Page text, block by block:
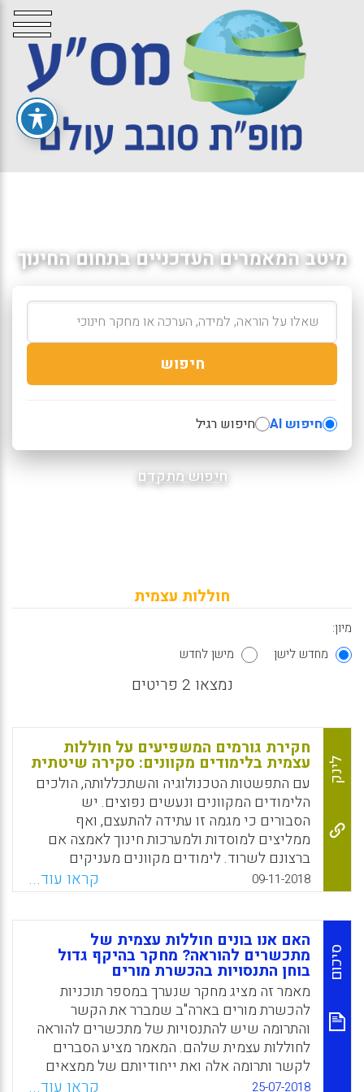
מיטב המאמרים העדכניים בתחום החינוך
חיפוש
חיפוש AI חיפוש רגיל
חיפוש מתקדם
חוללות עצמית
מיון:
מחדש לישן
מישן לחדש
נמצאו 2 פריטים
לינק
חקירת גורמים המשפיעים על חוללות
עצמית בלימודים מקוונים: סקירה שיטתית
עם התפשטות הטכנולוגיה והשתכללותה, הולכים
הלימודים המקוונים ונעשים נפוצים. יש
הסבורים כי מגמה זו עתידה להתעצם, ואף
ממליצים למוסדות ולמערכות חינוך לאמצה אם
ברצונם לשרוד. לימודים מקוונים מעניקים
למשתתפים בהם גמישות (למשל במונחים של
מקום וזמן הלימוד) ומאפשרים לתלמידים ליצור
אינטראקציות עם אוכלוסיות מגוונות של מורים
ושל לומדים אחרים, היכולים להימצא במרחק
גיאוגרפי ותרבותי רב מהם.שאלת המחקר שהנחתה
את הסקירה שלפנינו היא מה הם הגורמים
בסביבת למידה מקוונת?
WhatsApp
Facebook
Email
X
09-11-2018 קראו עוד...
סיכום
האם אנו בונים חוללות עצמית של
מתכשרים להוראה? מחקר בהיקף גדול
בוחן התנסויות בהכשרת מורים
מאמר זה מציג מחקר שנערך במספר תוכניות
להכשרת מורים בארה"ב שמברר את הקשר
והתרומה שיש להתנסויות של מתכשרים להוראה
לחוללות עצמית שלהם. המאמר מציע הסברים
לקשר ותרומה אלה ואת ייחודיותם של ממצאים
אלה לאור מחקרים אחרים שנעשו בתחום. במאמר
25-07-2018 קראו עוד...